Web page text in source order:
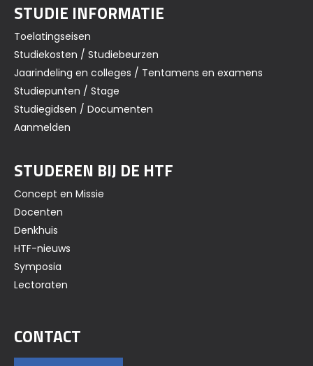
STUDIE INFORMATIE
Toelatingseisen
Studiekosten / Studiebeurzen
Jaarindeling en colleges / Tentamens en examens
Studiepunten / Stage
Studiegidsen / Documenten
Aanmelden
STUDEREN BIJ DE HTF
Concept en Missie
Docenten
Denkhuis
HTF-nieuws
Symposia
Lectoraten
CONTACT